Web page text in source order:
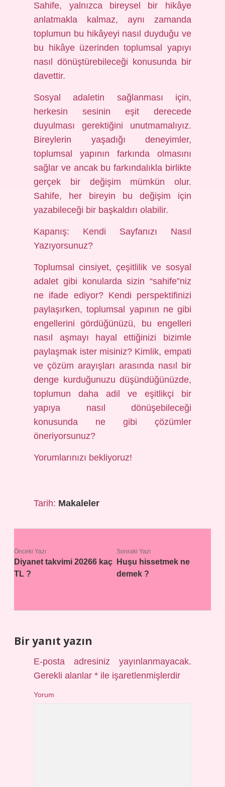
Sahife, yalnızca bireysel bir hikâye
anlatmakla kalmaz, aynı zamanda
toplumun bu hikâyeyi nasıl duyduğu ve
bu hikâye üzerinden toplumsal yapıyı
nasıl dönüştürebileceği konusunda bir
davettir.
Sosyal adaletin sağlanması için,
herkesin sesinin eşit derecede
duyulması gerektiğini unutmamalıyız.
Bireylerin yaşadığı deneyimler,
toplumsal yapının farkında olmasını
sağlar ve ancak bu farkındalıkla birlikte
gerçek bir değişim mümkün olur.
Sahife, her bireyin bu değişim için
yazabileceği bir başkaldırı olabilir.
Kapanış: Kendi Sayfanızı Nasıl
Yazıyorsunuz?
Toplumsal cinsiyet, çeşitlilik ve sosyal
adalet gibi konularda sizin “sahife”niz
ne ifade ediyor? Kendi perspektifinizi
paylaşırken, toplumsal yapının ne gibi
engellerini gördüğünüzü, bu engelleri
nasıl aşmayı hayal ettiğinizi bizimle
paylaşmak ister misiniz? Kimlik, empati
ve çözüm arayışları arasında nasıl bir
denge kurduğunuzu düşündüğünüzde,
toplumun daha adil ve eşitlikçi bir
yapıya nasıl dönüşebileceği
konusunda ne gibi çözümler
öneriyorsunuz?
Yorumlarınızı bekliyoruz!
Tarih: Makaleler
Önceki Yazı
Diyanet takvimi 20266 kaç
TL ?
Sonraki Yazı
Huşu hissetmek ne
demek ?
Bir yanıt yazın
E-posta adresiniz yayınlanmayacak.
Gerekli alanlar* ile işaretlenmişlerdir
Yorum